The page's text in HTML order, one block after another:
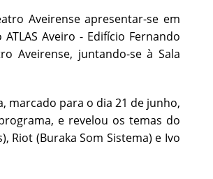
Aveirense apresentar-se em
Aveiro - Edifício Fernando
Aveirense, juntando-se à Sala
marcado para o dia 21 de junho,
e revelou os temas do
(Buraka Som Sistema) e Ivo